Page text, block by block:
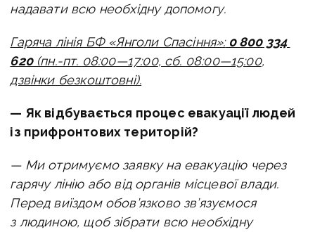
надавати всю необхідну допомогу.
Гаряча лінія БФ «Янголи Спасіння»:0 800 334
620(пн.-пт. 08:00—17:00, сб. 08:00—15:00,
дзвінки безкоштовні).
— Як відбувається процес евакуації людей
із прифронтових територій?
— Ми отримуємо заявку на евакуацію через
гарячу лінію або від органів місцевої влади.
Перед виїздом обов’язково зв’язуємося
з людиною, щоб зібрати всю необхідну